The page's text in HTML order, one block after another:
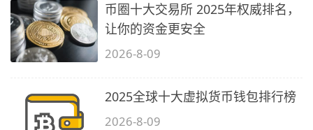
币圈十大交易所 2025年权威排名，
让你的资金更安全
2026-8-09
2025全球十大虚拟货币钱包排行榜
2026-8-09